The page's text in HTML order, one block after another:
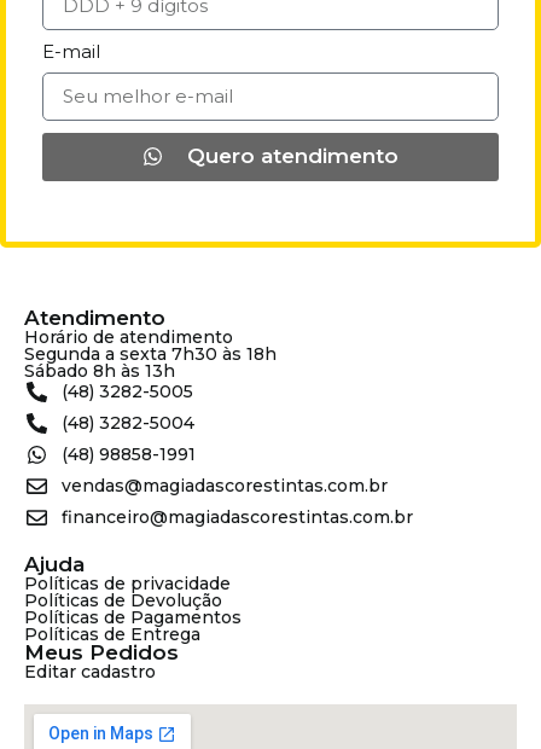
E-mail
Quero atendimento
Atendimento
Horário de atendimento
Segunda a sexta 7h30 às 18h
Sábado 8h às 13h
(48) 3282-5005
(48) 3282-5004
(48) 98858-1991
vendas@magiadascorestintas.com.br
financeiro@magiadascorestintas.com.br
Ajuda
Políticas de privacidade
Políticas de Devolução
Políticas de Pagamentos
Políticas de Entrega
Meus Pedidos
Editar cadastro